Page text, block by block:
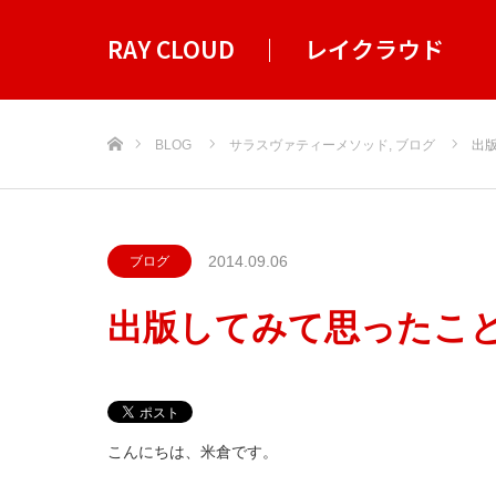
RAY CLOUD ｜ レイクラウド
BLOG サラスヴァティーメソッド , ブログ 出
ブログ 2014.09.06
出版してみて思ったこ
こんにちは、米倉です。